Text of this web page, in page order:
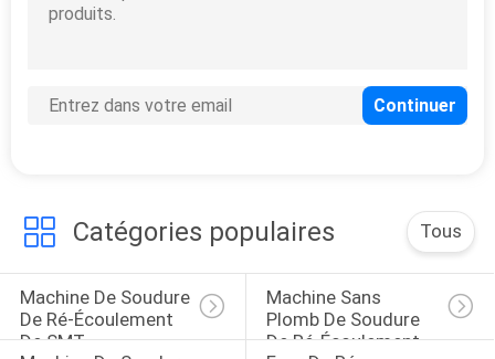
de KIC
6
Catégories populaires Tous
Machine De Soudure
De Ré-Écoulement
De SMT
Machine Sans
Plomb De Soudure
De Ré-Écoulement